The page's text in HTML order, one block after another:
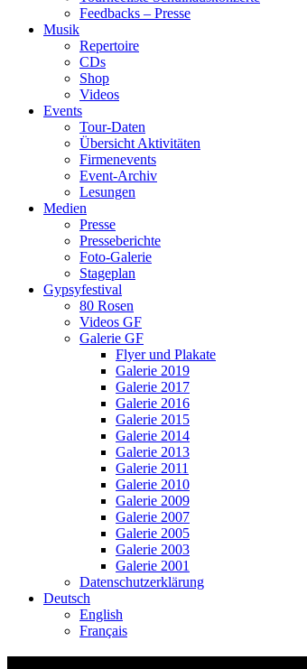
Feedbacks – Presse
Musik
Repertoire
CDs
Shop
Videos
Events
Tour-Daten
Übersicht Aktivitäten
Firmenevents
Event-Archiv
Lesungen
Medien
Presse
Presseberichte
Foto-Galerie
Stageplan
Gypsyfestival
80 Rosen
Videos GF
Galerie GF
Flyer und Plakate
Galerie 2019
Galerie 2017
Galerie 2016
Galerie 2015
Galerie 2014
Galerie 2013
Galerie 2011
Galerie 2010
Galerie 2009
Galerie 2007
Galerie 2005
Galerie 2003
Galerie 2001
Datenschutzerklärung
Deutsch
English
Français